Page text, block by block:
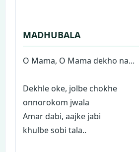
MADHUBALA
O Mama, O Mama dekho na...
Dekhle oke, jolbe chokhe
onnorokom jwala
Amar dabi, aajke jabi
khulbe sobi tala..